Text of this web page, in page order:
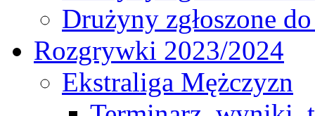
Drużyny zgłoszone
Rozgrywki 2023/2024
Ekstraliga Mężczyzn